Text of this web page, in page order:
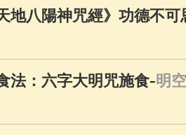
地八陽神咒經》功德不可
法：六字大明咒施食-明空